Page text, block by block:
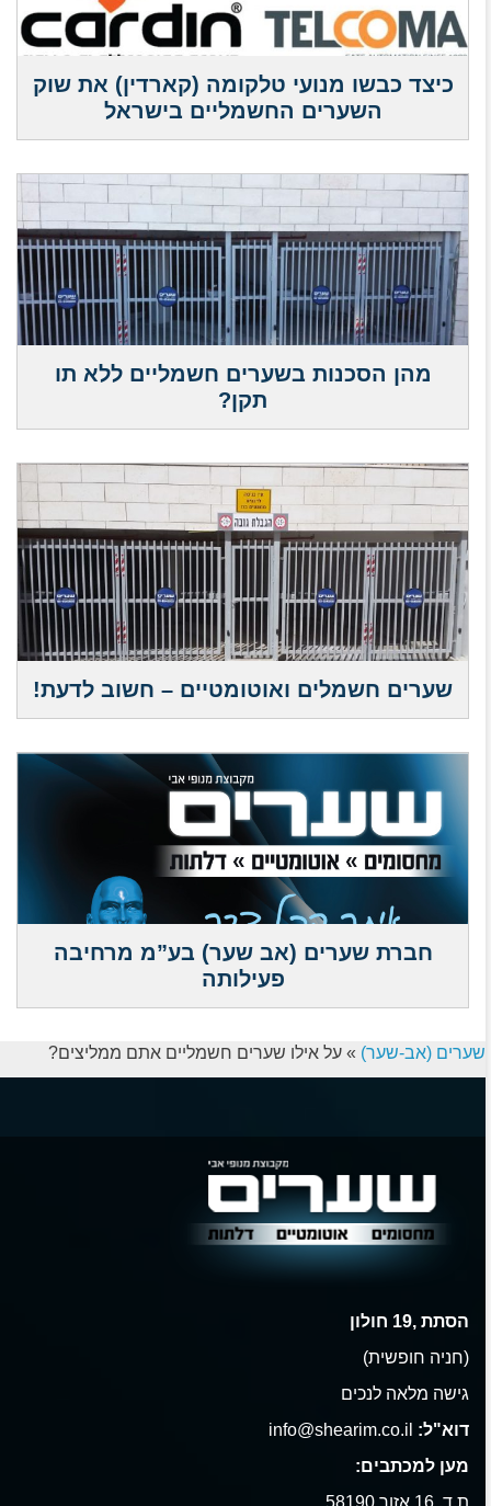
כיצד כבשו מנועי טלקומה (קארדין) את שוק
השערים החשמליים בישראל
מהן הסכנות בשערים חשמליים ללא תו
תקן?
שערים חשמלים ואוטומטיים – חשוב לדעת!
חברת שערים (אב שער) בע”מ מרחיבה
פעילותה
שערים (אב-שער) » על אילו שערים חשמליים אתם ממליצים?
הסתת ,19 חולון
(חניה חופשית)
גישה מלאה לנכים
דוא"ל:
מען למכתבים: